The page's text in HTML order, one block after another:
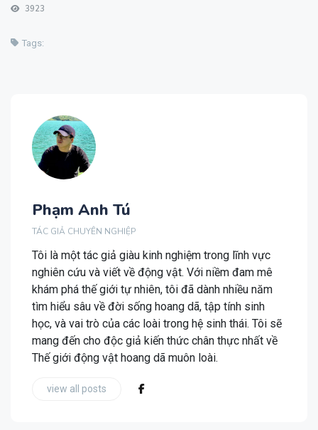
3923
Tags:
Phạm Anh Tú
TÁC GIẢ CHUYÊN NGHIỆP
Tôi là một tác giả giàu kinh nghiệm trong lĩnh vực
nghiên cứu và viết về động vật. Với niềm đam mê
khám phá thế giới tự nhiên, tôi đã dành nhiều năm
tìm hiểu sâu về đời sống hoang dã, tập tính sinh
học, và vai trò của các loài trong hệ sinh thái. Tôi sẽ
mang đến cho độc giả kiến thức chân thực nhất về
Thế giới động vật hoang dã muôn loài.
view all posts